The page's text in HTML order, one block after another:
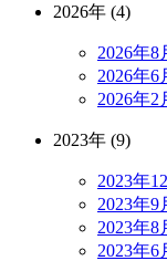
2026年 (4)
2026年8
2026年6
2026年2
2023年 (9)
2023年
2023年9
2023年8
2023年6